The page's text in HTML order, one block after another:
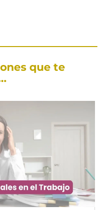
que te